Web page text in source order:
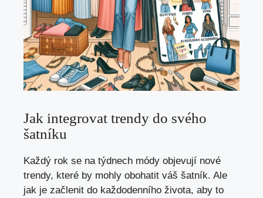
Jak integrovat trendy do svého
šatníku
Každý rok se na týdnech módy objevují nové
trendy, které by mohly obohatit váš šatník. Ale
jak je začlenit do každodenního života, aby to